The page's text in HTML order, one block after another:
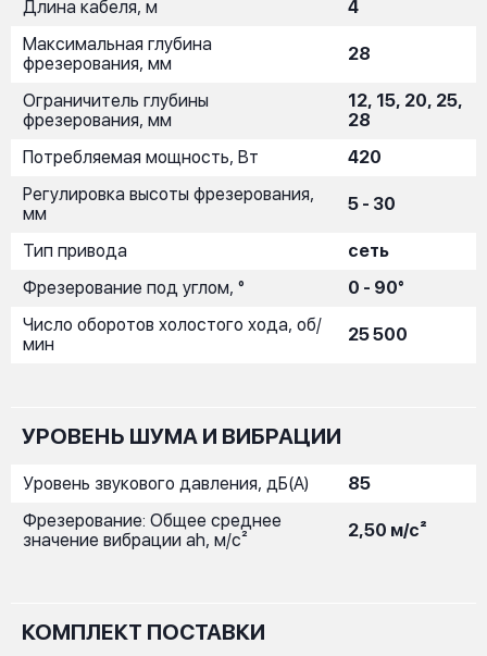
Длина кабеля, м
4
Максимальная глубина
фрезерования, мм
28
Ограничитель глубины
фрезерования, мм
12, 15, 20, 25,
28
Потребляемая мощность, Вт
420
Регулировка высоты фрезерования,
мм
5 - 30
Тип привода
сеть
Фрезерование под углом, °
0 - 90°
Число оборотов холостого хода, об/
мин
25 500
УРОВЕНЬ ШУМА И ВИБРАЦИИ
Уровень звукового давления, дБ(A)
85
Фрезерование: Общее среднее
значение вибрации ah, м/с²
2,50 м/с²
КОМПЛЕКТ ПОСТАВКИ